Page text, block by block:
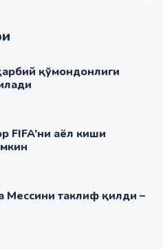
қўмондонлиги
FIFA’ни аёл киши
Мессини таклиф қилди –